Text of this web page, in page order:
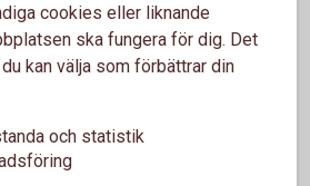
blippa utan PIN-kod. Vid köp
du ombes att slå in din PIN-
varierar mellan olika länder.
kan jag blippa?
blippa ditt kort i butik behöver
kontaktlösa köp. Än så länge går
cookies eller liknande
ska fungera för dig. Det
kan välja som förbättrar din
och statistik